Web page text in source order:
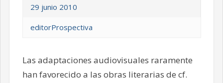
29 junio 2010
editorProspectiva
Las adaptaciones audiovisuales raramente
han favorecido a las obras literarias de cf.